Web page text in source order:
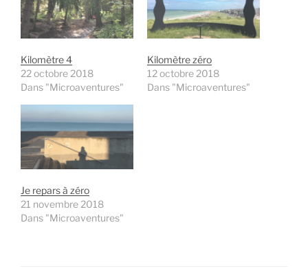
Kilomètre 4
22 octobre 2018
Dans "Microaventures"
Kilomètre zéro
12 octobre 2018
Dans "Microaventures"
Je repars à zéro
21 novembre 2018
Dans "Microaventures"